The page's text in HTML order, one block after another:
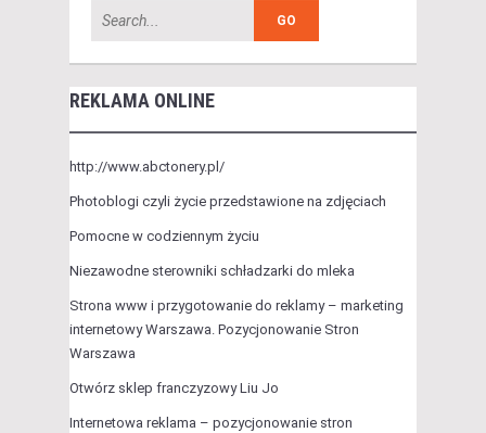
REKLAMA ONLINE
http://www.abctonery.pl/
Photoblogi czyli życie przedstawione na zdjęciach
Pomocne w codziennym życiu
Niezawodne sterowniki schładzarki do mleka
Strona www i przygotowanie do reklamy – marketing
internetowy Warszawa. Pozycjonowanie Stron
Warszawa
Otwórz sklep franczyzowy Liu Jo
Internetowa reklama – pozycjonowanie stron